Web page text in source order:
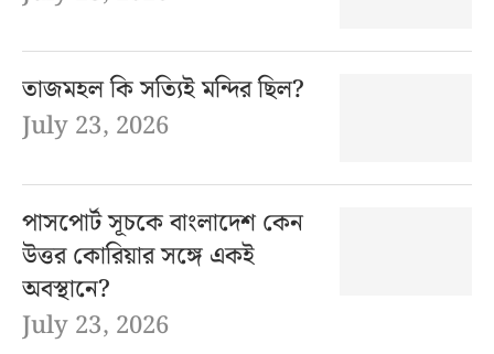
তাজমহল কি সত্যিই মন্দির ছিল?
July 23, 2026
পাসপোর্ট সূচকে বাংলাদেশ কেন
উত্তর কোরিয়ার সঙ্গে একই
অবস্থানে?
July 23, 2026